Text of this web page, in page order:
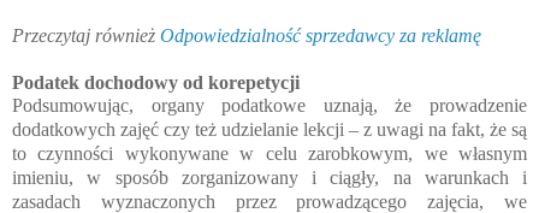
Przeczytaj również Odpowiedzialność sprzedawcy za reklamę
Podatek dochodowy od korepetycji
Podsumowując, organy podatkowe uznają, że prowadzenie
dodatkowych zajęć czy też udzielanie lekcji – z uwagi na fakt, że są
to czynności wykonywane w celu zarobkowym, we własnym
imieniu, w sposób zorganizowany i ciągły, na warunkach i
zasadach wyznaczonych przez prowadzącego zajęcia, we